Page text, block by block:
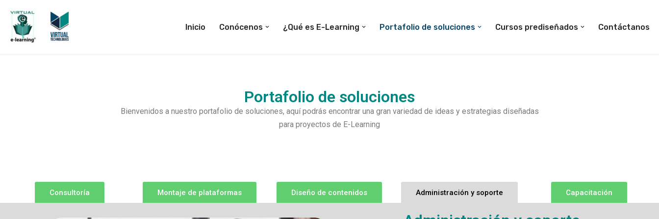
Saltar
al
Inicio Conócenos ¿Qué es E-Learning Portafolio de soluciones Cursos prediseñados Contáctanos
Portafolio de soluciones
Bienvenidos a nuestro portafolio de soluciones, aquí podrás encontrar una gran variedad de ideas y estrategias diseñadas
para proyectos de E-Learning
Consultoría Montaje de plataformas Diseño de contenidos Administración y soporte Capacitación